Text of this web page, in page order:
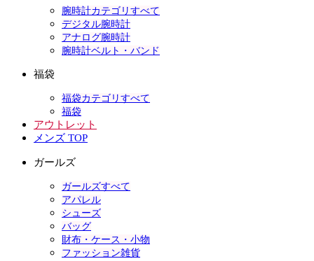
腕時計カテゴリすべて
デジタル腕時計
アナログ腕時計
腕時計ベルト・バンド
福袋
福袋カテゴリすべて
福袋
アウトレット
メンズ TOP
ガールズ
ガールズすべて
アパレル
シューズ
バッグ
財布・ケース・小物
ファッション雑貨